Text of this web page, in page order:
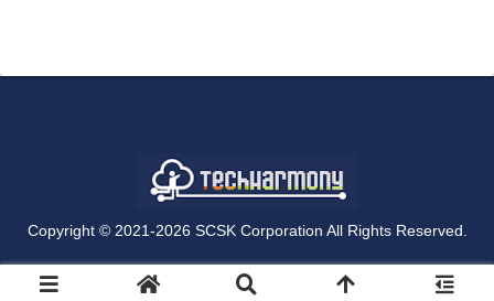
Copyright © 2021-2026 SCSK Corporation All Rights Reserved.